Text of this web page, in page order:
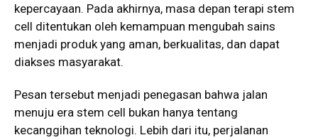
kepercayaan. Pada akhirnya, masa depan terapi stem
cell ditentukan oleh kemampuan mengubah sains
menjadi produk yang aman, berkualitas, dan dapat
diakses masyarakat.
Pesan tersebut menjadi penegasan bahwa jalan
menuju era stem cell bukan hanya tentang
kecanggihan teknologi. Lebih dari itu, perjalanan